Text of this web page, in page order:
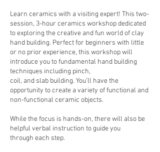
Learn ceramics with a visiting expert! This two-
session, 3-hour ceramics workshop dedicated
to exploring the creative and fun world of clay
hand building. Perfect for beginners with little
or no prior experience, this workshop will
introduce you to fundamental hand building
techniques including pinch,
coil, and slab building. You’ll have the
opportunity to create a variety of functional and
non-functional ceramic objects.
While the focus is hands-on, there will also be
helpful verbal instruction to guide you
through each step.